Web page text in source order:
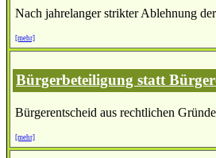
Nach jahrelanger strikter Ablehnung
[mehr]
Bürgerbeteiligung statt
Bürgerentscheid aus rechtlichen
[mehr]